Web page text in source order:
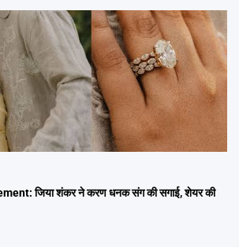
जिया शंकर ने करण धनक संग की सगाई, शेयर की